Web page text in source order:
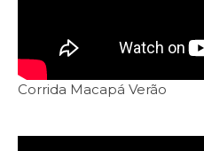
Corrida Macapá Verão